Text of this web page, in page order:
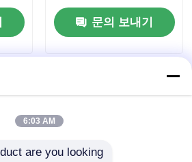
용
능한 3003 & 8011 합금
음식 포장 포일
문의 보내기
6:03 AM
are you looking